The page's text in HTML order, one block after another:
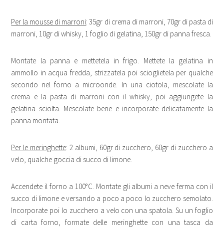
Per la mousse di marroni: 35gr di crema di marroni, 70gr di pasta di
marroni, 10gr di whisky, 1 foglio di gelatina, 150gr di panna fresca.
Montate la panna e mettetela in frigo. Mettete la gelatina in
ammollo in acqua fredda, strizzatela poi scioglietela per qualche
secondo nel forno a microonde. In una ciotola, mescolate la
crema e la pasta di marroni con il whisky, poi aggiungete la
gelatina sciolta. Mescolate bene e incorporate delicatamente la
panna montata.
Per le meringhette: 2 albumi, 60gr di zucchero, 60gr di zucchero a
velo, qualche goccia di succo di limone.
Accendete il forno a 100°C. Montate gli albumi a neve ferma con il
succo di limone e versando a poco a poco lo zucchero semolato.
Incorporate poi lo zucchero a velo con una spatola. Su un foglio
di carta forno, formate delle meringhette con una tasca da